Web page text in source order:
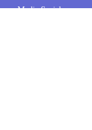
Media Sosial